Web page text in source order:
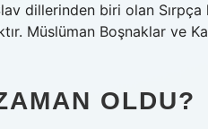
dillerinden biri olan Sırpça
Müslüman Boşnaklar ve
OLDU?